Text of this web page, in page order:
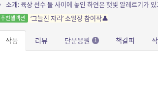
추천셀렉션 ‘그늘진 자리’ 소일장 참여작👤
작품 리뷰 단문응원 1 책갈피